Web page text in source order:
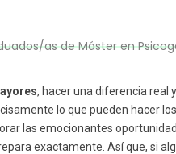
as de Máster en
, hacer una diferencia real
lo que pueden hacer
las emocionantes
exactamente. Así que, si